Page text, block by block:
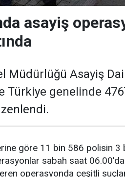
asayiş
Müdürlüğü Asayiş
Türkiye genelinde
göre 11 bin 586 polisin 3
sabah saat
operasyonda çeşitli